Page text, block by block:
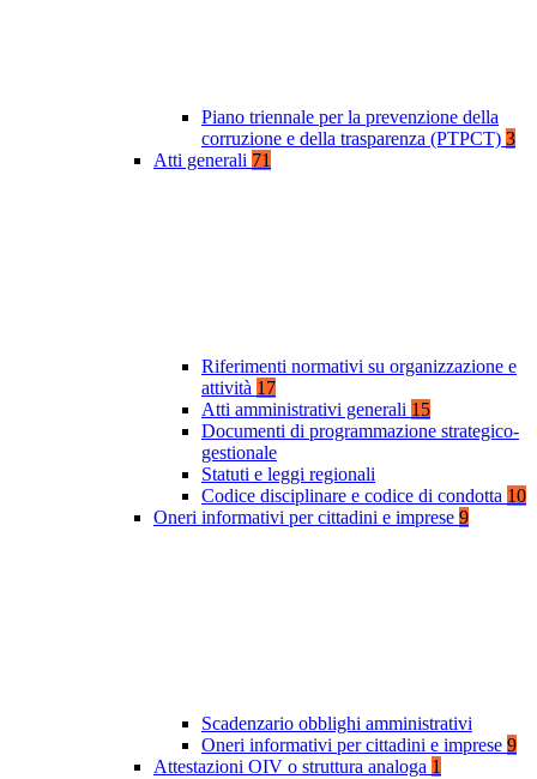
Piano triennale per la prevenzione della
corruzione e della trasparenza (PTPCT) 3
Atti generali 71
Riferimenti normativi su organizzazione e
attività 17
Atti amministrativi generali 15
Documenti di programmazione strategico-
gestionale
Statuti e leggi regionali
Codice disciplinare e codice di condotta 10
Oneri informativi per cittadini e imprese 9
Scadenzario obblighi amministrativi
Oneri informativi per cittadini e imprese 9
Attestazioni OIV o struttura analoga 1